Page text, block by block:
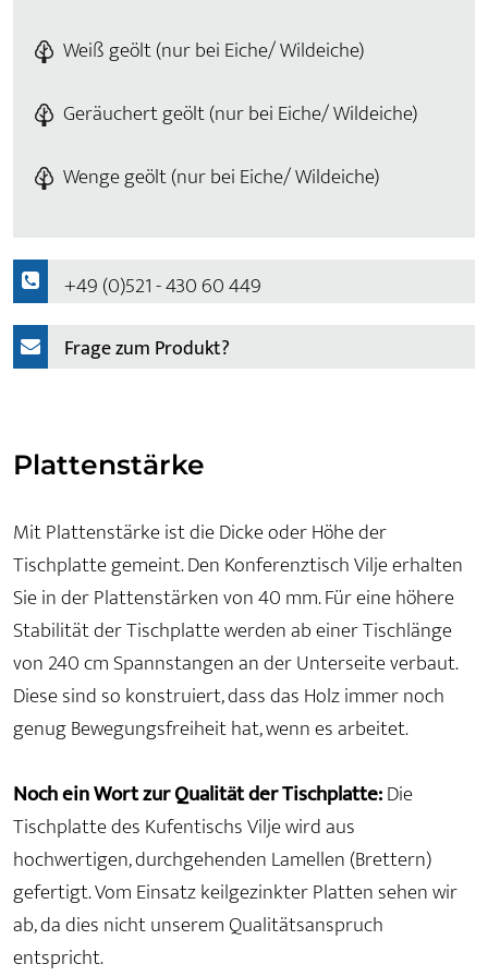
Weiß geölt (nur bei Eiche/ Wildeiche)
Geräuchert geölt (nur bei Eiche/ Wildeiche)
Wenge geölt (nur bei Eiche/ Wildeiche)
+49 (0)521 - 430 60 449
Frage zum Produkt?
Plattenstärke
Mit Plattenstärke ist die Dicke oder Höhe der
Tischplatte gemeint. Den Konferenztisch Vilje erhalten
Sie in der Plattenstärken von 40 mm. Für eine höhere
Stabilität der Tischplatte werden ab einer Tischlänge
von 240 cm Spannstangen an der Unterseite verbaut.
Diese sind so konstruiert, dass das Holz immer noch
genug Bewegungsfreiheit hat, wenn es arbeitet.
Noch ein Wort zur Qualität der Tischplatte:Die
Tischplatte des Kufentischs Vilje wird aus
hochwertigen, durchgehenden Lamellen (Brettern)
gefertigt. Vom Einsatz keilgezinkter Platten sehen wir
ab, da dies nicht unserem Qualitätsanspruch
entspricht.